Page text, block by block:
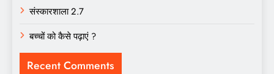
संस्कारशाला 2.7
बच्चों को कैसे पढ़ाएं ?
Recent Comments